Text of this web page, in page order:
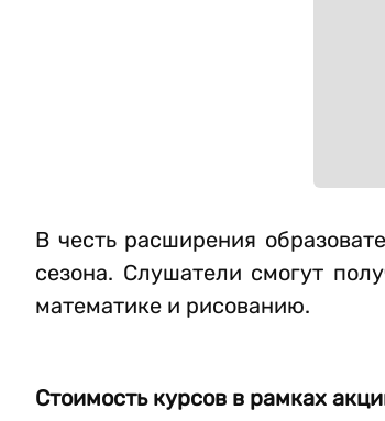
В честь расширения
сезона. Слушатели смогут
математике и рисованию.
Стоимость курсов в рамках